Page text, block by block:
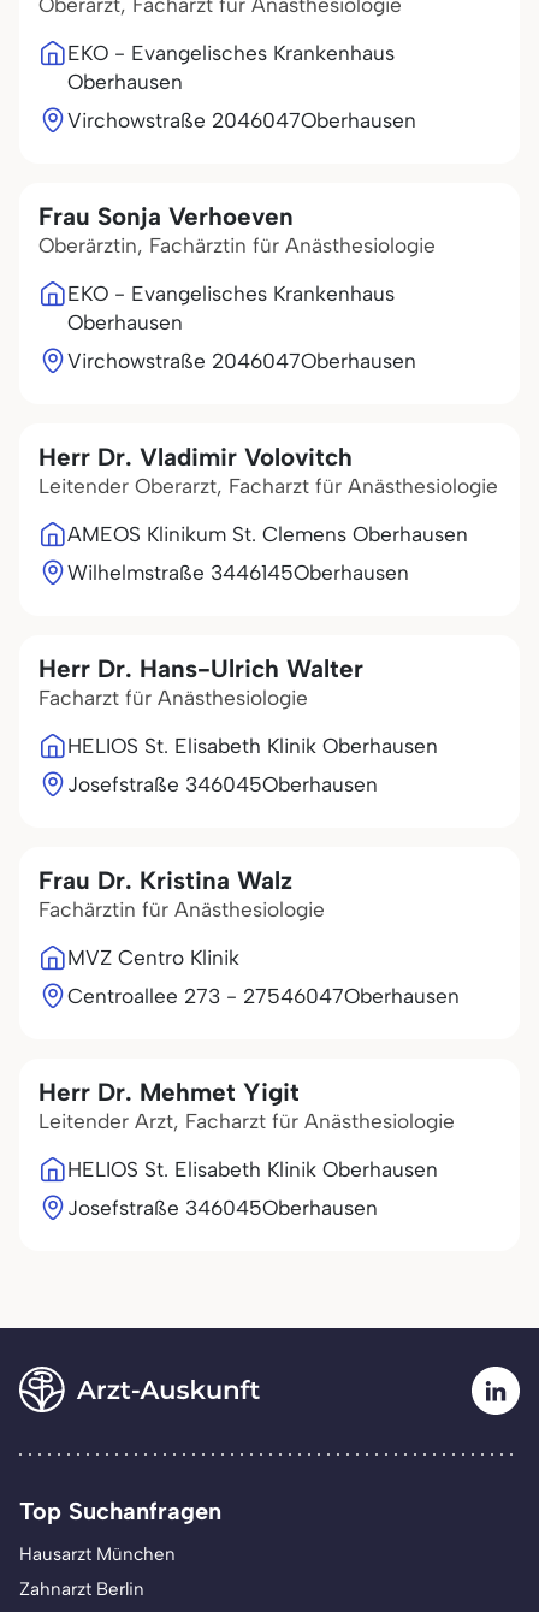
Oberarzt, Facharzt für Anästhesiologie
EKO - Evangelisches Krankenhaus
Oberhausen
Virchowstraße 2046047Oberhausen
Frau Sonja Verhoeven
Oberärztin, Fachärztin für Anästhesiologie
EKO - Evangelisches Krankenhaus
Oberhausen
Virchowstraße 2046047Oberhausen
Herr Dr. Vladimir Volovitch
Leitender Oberarzt, Facharzt für Anästhesiologie
AMEOS Klinikum St. Clemens Oberhausen
Wilhelmstraße 3446145Oberhausen
Herr Dr. Hans-Ulrich Walter
Facharzt für Anästhesiologie
HELIOS St. Elisabeth Klinik Oberhausen
Josefstraße 346045Oberhausen
Frau Dr. Kristina Walz
Fachärztin für Anästhesiologie
MVZ Centro Klinik
Centroallee 273 - 27546047Oberhausen
Herr Dr. Mehmet Yigit
Leitender Arzt, Facharzt für Anästhesiologie
HELIOS St. Elisabeth Klinik Oberhausen
Josefstraße 346045Oberhausen
Top Suchanfragen
Hausarzt München
Zahnarzt Berlin